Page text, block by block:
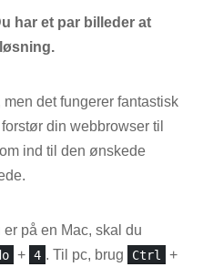
har et par billeder at
det fungerer fantastisk
din webbrowser til
ind til den ønskede
på en Mac, skal du
+ 4 . Til pc, brug Ctrl +